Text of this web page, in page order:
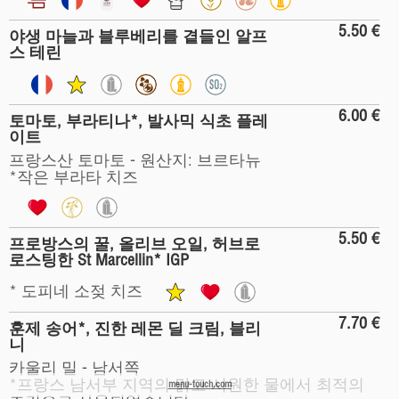
5.50 €
야생 마늘과 블루베리를 곁들인 알프
스 테린
6.00 €
토마토, 부라티나*, 발사믹 식초 플레
이트
프랑스산 토마토 - 원산지: 브르타뉴
*작은 부라타 치즈
5.50 €
프로방스의 꿀, 올리브 오일, 허브로
로스팅한 St Marcellin* IGP
* 도피네 소젖 치즈
7.70 €
훈제 송어*, 진한 레몬 딜 크림, 블리
니
카울리 밀 - 남서쪽
*프랑스 남서부 지역의 맑고 시원한 물에서 최적의
menu-touch.com